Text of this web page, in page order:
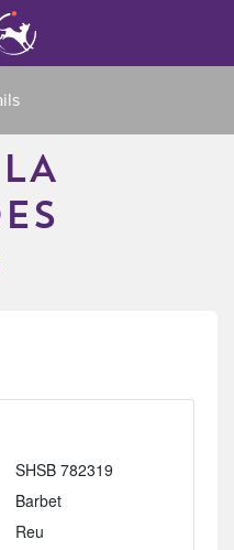
SHSB 782319
Barbet
Reu